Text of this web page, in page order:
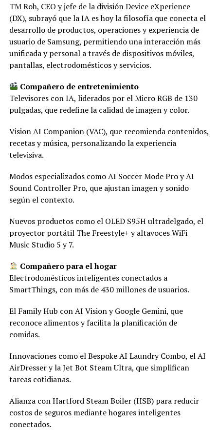
TM Roh, CEO y jefe de la división Device eXperience
(DX), subrayó que la IA es hoy la filosofía que conecta el
desarrollo de productos, operaciones y experiencia de
usuario de Samsung, permitiendo una interacción más
unificada y personal a través de dispositivos móviles,
pantallas, electrodomésticos y servicios.
Compañero de entretenimiento
Televisores con IA, liderados por el Micro RGB de 130
pulgadas, que redefine la calidad de imagen y color.
Vision AI Companion (VAC), que recomienda contenidos,
recetas y música, personalizando la experiencia
televisiva.
Modos especializados como AI Soccer Mode Pro y AI
Sound Controller Pro, que ajustan imagen y sonido
según el contexto.
Nuevos productos como el OLED S95H ultradelgado, el
proyector portátil The Freestyle+ y altavoces WiFi
Music Studio 5 y 7.
Compañero para el hogar
Electrodomésticos inteligentes conectados a
SmartThings, con más de 430 millones de usuarios.
El Family Hub con AI Vision y Google Gemini, que
reconoce alimentos y facilita la planificación de
comidas.
Innovaciones como el Bespoke AI Laundry Combo, el AI
AirDresser y la Jet Bot Steam Ultra, que simplifican
tareas cotidianas.
Alianza con Hartford Steam Boiler (HSB) para reducir
costos de seguros mediante hogares inteligentes
conectados.